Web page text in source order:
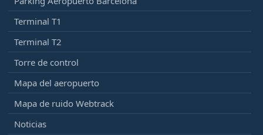
Terminal T1
Terminal T2
Torre de control
Mapa del aeropuerto
Mapa de ruido Webtrack
Noticias